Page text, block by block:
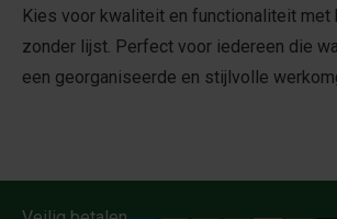
Kies voor kwaliteit en functionaliteit met
zonder lijst. Perfect voor iedereen die
een georganiseerde en stijlvolle